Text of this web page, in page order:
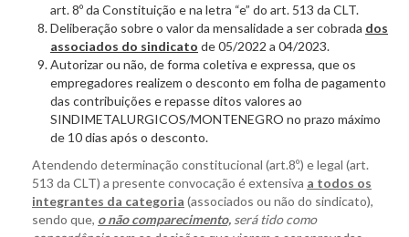
art. 8º da Constituição e na letra “e” do art. 513 da CLT.
Deliberação sobre o valor da mensalidade a ser cobrada dos
associados do sindicato de 05/2022 a 04/2023.
Autorizar ou não, de forma coletiva e expressa, que os
empregadores realizem o desconto em folha de pagamento
das contribuições e repasse ditos valores ao
SINDIMETALURGICOS/MONTENEGRO no prazo máximo
de 10 dias após o desconto.
Atendendo determinação constitucional (art.8º.) e legal (art.
513 da CLT) a presente convocação é extensiva a todos os
integrantes da categoria (associados ou não do sindicato),
sendo que, o não comparecimento, será tido como